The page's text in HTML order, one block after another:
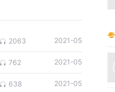
2063 2021-05
762 2021-05
638 2021-05